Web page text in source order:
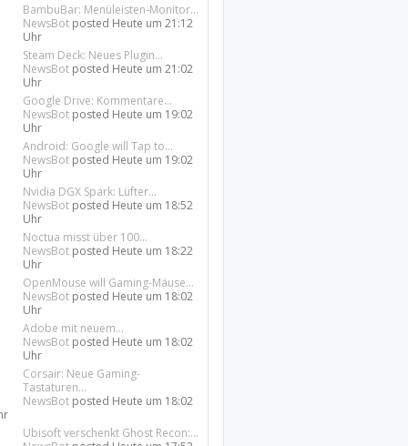
BambuBar: Menüleisten-Monitor...
NewsBot posted Heute um 21:12
Uhr
Steam Deck: Neues Plugin...
NewsBot posted Heute um 21:02
Uhr
Google Drive: Kommentare...
NewsBot posted Heute um 19:02
Uhr
Android: Google will Tap to...
NewsBot posted Heute um 19:02
Uhr
Nvidia DGX Spark: Lüfter...
NewsBot posted Heute um 18:52
Uhr
Noctua misst über 100...
NewsBot posted Heute um 18:22
Uhr
OpenMouse will Gaming-Mäuse...
NewsBot posted Heute um 18:02
Uhr
Adobe mit neuem...
NewsBot posted Heute um 18:02
Uhr
Corsair: Neue Gaming-
Tastaturen...
NewsBot posted Heute um 18:02
Ubisoft verschenkt Ghost Recon:...